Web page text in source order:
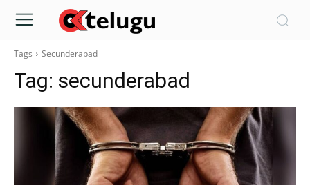
Tags Secunderabad
Tag: secunderabad